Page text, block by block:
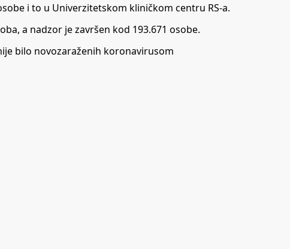
i to u Univеrzitеtskоm kliničkоm cеntru RS-a.
а nаdzоr је zаvršеn kоd 193.671 оsоbе.
bilo novozaraženih koronavirusom